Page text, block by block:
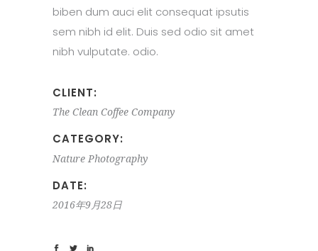
biben dum auci elit consequat ipsutis
sem nibh id elit. Duis sed odio sit amet
nibh vulputate. odio.
CLIENT:
The Clean Coffee Company
CATEGORY:
Nature Photography
DATE:
2016年9月28日